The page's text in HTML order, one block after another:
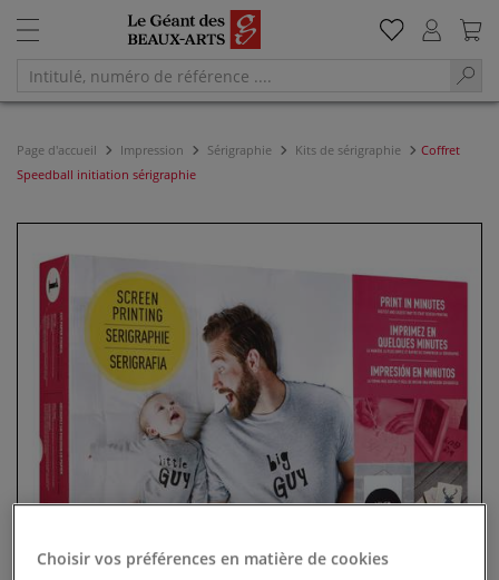
Page d'accueil Impression Sérigraphie Kits de sérigraphie
Coffret
Speedball initiation sérigraphie
Choisir vos préférences en matière de cookies